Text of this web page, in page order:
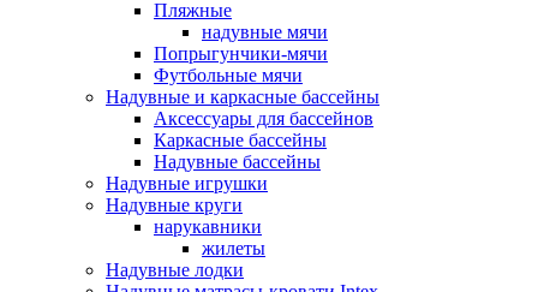
Пляжные
надувные мячи
Попрыгунчики-мячи
Футбольные мячи
Надувные и каркасные бассейны
Аксессуары для бассейнов
Каркасные бассейны
Надувные бассейны
Надувные игрушки
Надувные круги
нарукавники
жилеты
Надувные лодки